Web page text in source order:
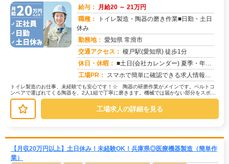
給与： 月給20 ～ 21万円
職種：
トイレ製造・陶器の磨き作業■日勤・土日
休み
勤務地： 愛知県 常滑市
交通アクセス： 榎戸駅(愛知県) 徒歩1分
休日・休暇： ■土日(会社カレンダー) 夏季・年末年始・GWの長期休みあり/年間休日126日
工場PR： スマホで簡単に確認できる求人情報！未経験でも安心の環境です。株式会社京栄センターでは、経験や資格は一切問いません。...
トイレ製造のお仕事、未経験でも安心です！☆ 陶器の研磨作業がメインです。ベルトコ
ンベアで運ばれてくる陶器を、2人1組で丁寧に磨きます。機械では届かない部分をスポン
ジで磨く、繊細な作業です。☆ ラ...
工場求人の詳細を見る
【月収20万円以上】土日休み！未経験OK！兵庫県◎医療機器製造（簡単作
業）